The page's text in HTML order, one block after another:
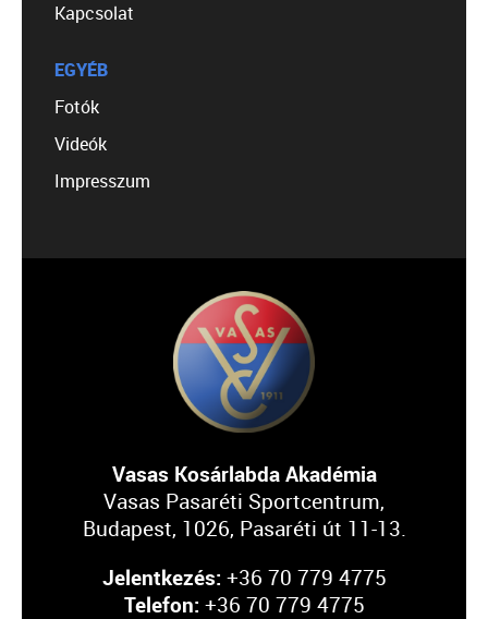
Kapcsolat
EGYÉB
Fotók
Videók
Impresszum
Vasas Kosárlabda Akadémia
Vasas Pasaréti Sportcentrum,
Budapest, 1026, Pasaréti út 11-13.
Jelentkezés: +36 70 779 4775
Telefon: +36 70 779 4775